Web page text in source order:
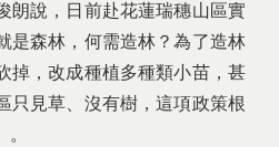
朗說，日前赴花蓮瑞穗山區實
是森林，何需造林？為了造林
掉，改成種植多種類小苗，甚
只見草、沒有樹，這項政策根